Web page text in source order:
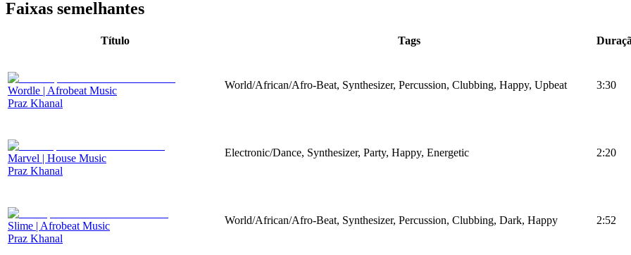
Faixas semelhantes
Título Tags
Wordle | Afrobeat Music
Praz Khanal
World/African/Afro-Beat, Synthesizer, Percussion, Clubbing, Happy, Upbeat 3:30
Marvel | House Music
Praz Khanal
Electronic/Dance, Synthesizer, Party, Happy, Energetic 2:20
Slime | Afrobeat Music
Praz Khanal
World/African/Afro-Beat, Synthesizer, Percussion, Clubbing, Dark, Happy 2:52